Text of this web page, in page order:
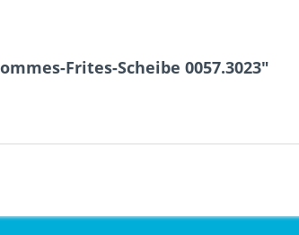
Frites-Scheibe 0057.3023"